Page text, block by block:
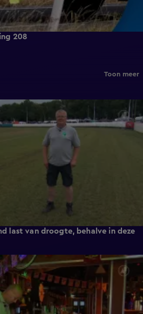
208
Toon meer
last van droogte, behalve in deze